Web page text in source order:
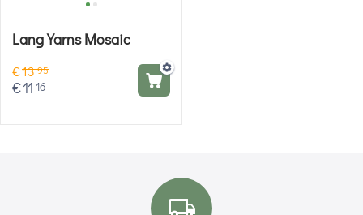
Lang Yarns Mosaic
€1395
€11 16